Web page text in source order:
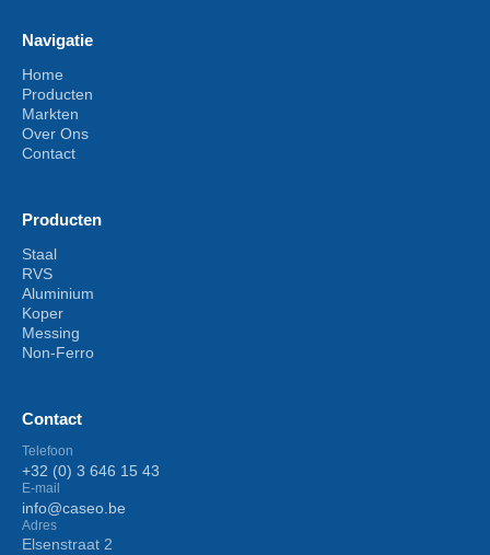
Navigatie
Home
Producten
Markten
Over Ons
Contact
Producten
Staal
RVS
Aluminium
Koper
Messing
Non-Ferro
Contact
Telefoon
+32 (0) 3 646 15 43
E-mail
info@caseo.be
Adres
Elsenstraat 2